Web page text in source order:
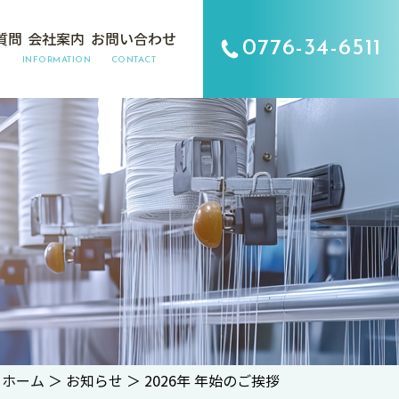
問 会社案内
INFORMATION
お問い合わせ
CONTACT 0776-34-6511
ホーム ＞ お知らせ ＞ 2026年 年始のご挨拶